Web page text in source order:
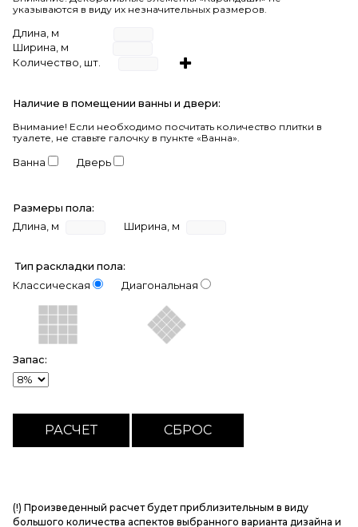
указываются в виду их незначительных размеров.
Длина, м
Ширина, м
Количество, шт.
Наличие в помещении ванны и двери:
Внимание! Если необходимо посчитать количество плитки в
туалете, не ставьте галочку в пункте «Ванна».
Ванна Дверь
Размеры пола:
Длина, м
Ширина, м
Тип раскладки пола:
Классическая
Диагональная
Запас:
(!) Произведенный расчет будет приблизительным в виду
большого количества аспектов выбранного варианта дизайна и